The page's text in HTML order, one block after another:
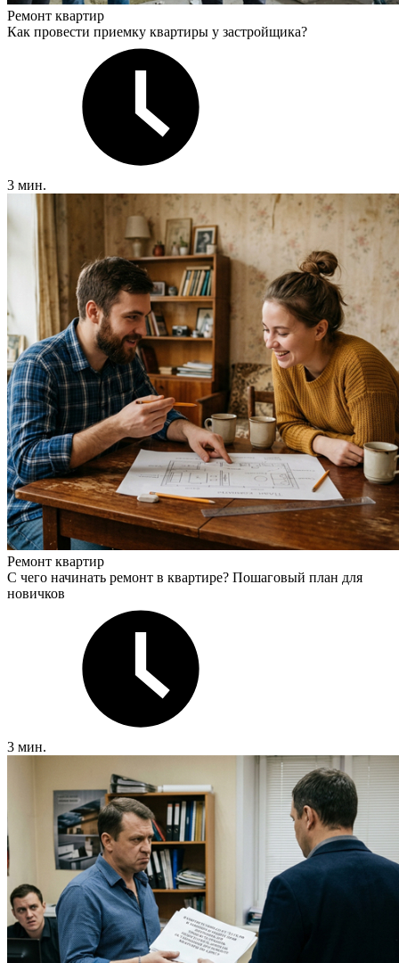
Ремонт квартир
Как провести приемку квартиры у застройщика?
3 мин.
Ремонт квартир
С чего начинать ремонт в квартире? Пошаговый план для
новичков
3 мин.